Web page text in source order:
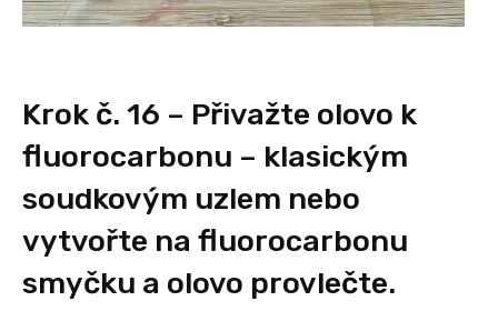
Krok č. 16 – Přivažte olovo k
fluorocarbonu – klasickým
soudkovým uzlem nebo
vytvořte na fluorocarbonu
smyčku a olovo provlečte.